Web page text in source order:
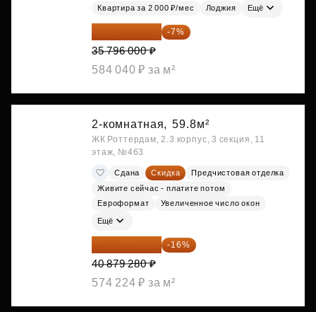
Квартира за 2 000 ₽/мес Лоджия Ещё
33 290 280 ₽ -7%
35 796 000 ₽
584 040 ₽ за м²
2-комнатная, 59.8м²
ЖК Роттердам, 2.3 корпус, 3 секция, 11
этаж, №463
Сдана Скидка
Предчистовая отделка
Живите сейчас - платите потом
Евроформат
Увеличенное число окон
Ещё
34 338 595 ₽ -16%
40 879 280 ₽
574 224 ₽ за м²